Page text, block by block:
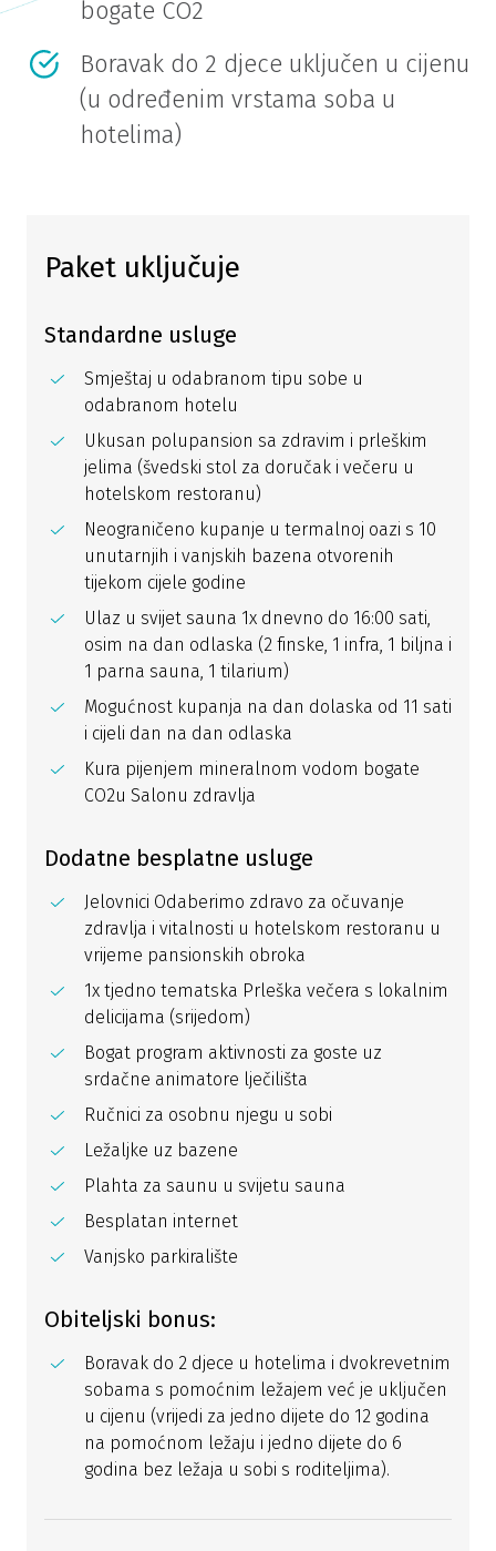
bogate CO2
Boravak do 2 djece uključen u cijenu
(u određenim vrstama soba u
hotelima)
Paket uključuje
Standardne usluge
Smještaj u odabranom tipu sobe u
odabranom hotelu
Ukusan polupansion sa zdravim i prleškim
jelima (švedski stol za doručak i večeru u
hotelskom restoranu)
Neograničeno kupanje u termalnoj oazi s 10
unutarnjih i vanjskih bazena otvorenih
tijekom cijele godine
Ulaz u svijet sauna 1x dnevno do 16:00 sati,
osim na dan odlaska (2 finske, 1 infra, 1 biljna i
1 parna sauna, 1 tilarium)
Mogućnost kupanja na dan dolaska od 11 sati
i cijeli dan na dan odlaska
Kura pijenjem mineralnom vodom bogate
CO2u Salonu zdravlja
Dodatne besplatne usluge
Jelovnici Odaberimo zdravo za očuvanje
zdravlja i vitalnosti u hotelskom restoranu u
vrijeme pansionskih obroka
1x tjedno tematska Prleška večera s lokalnim
delicijama (srijedom)
Bogat program aktivnosti za goste uz
srdačne animatore lječilišta
Ručnici za osobnu njegu u sobi
Ležaljke uz bazene
Plahta za saunu u svijetu sauna
Besplatan internet
Vanjsko parkiralište
Obiteljski bonus:
Boravak do 2 djece u hotelima i dvokrevetnim
sobama s pomoćnim ležajem već je uključen
u cijenu (vrijedi za jedno dijete do 12 godina
na pomoćnom ležaju i jedno dijete do 6
godina bez ležaja u sobi s roditeljima).